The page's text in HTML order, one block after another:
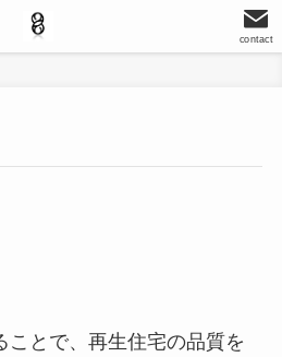
contact
ことで、再生住宅の品質を